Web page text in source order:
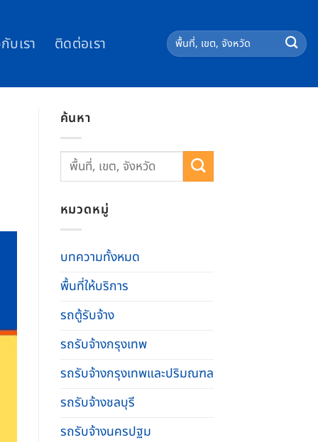
บเรา ติดต่อเรา
ค้นหา
หมวดหมู่
บทความทั้งหมด
พื้นที่ให้บริการ
รถตู้รับจ้าง
รถรับจ้างกรุงเทพ
รถรับจ้างกรุงเทพและปริมณฑล
รถรับจ้างชลบุรี
รถรับจ้างนครปฐม